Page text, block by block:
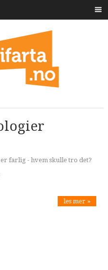
farlig - hvem skulle tro det?
les mer »